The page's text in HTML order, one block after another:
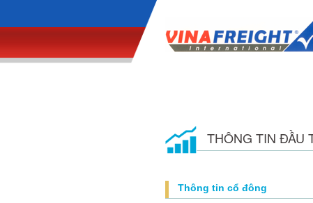
THÔNG TIN ĐẦU
Thông tin cổ đông